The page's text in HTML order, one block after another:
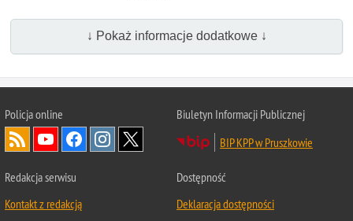
↓ Pokaż informacje dodatkowe ↓
Policja online
Biuletyn Informacji Publicznej
BIP KPP w Pruszkowie
Redakcja serwisu
Kontakt z redakcją
Dostępność
Deklaracja dostępności